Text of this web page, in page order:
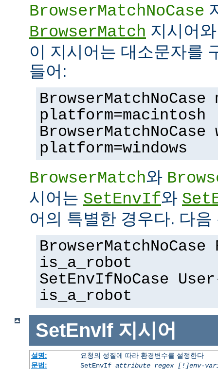
BrowserMatchNoCase
BrowserMatch 지시어
이 지시어는 대소문자를
들어:
BrowserMatchNoCase
platform=macintosh
BrowserMatchNoCase
platform=windows
BrowserMatch와
시어는 SetEnvIf와
어의 특별한 경우다. 다
BrowserMatchNoCase
is_a_robot
SetEnvIfNoCase
is_a_robot
SetEnvIf 지시어
설명:
요청의 성질에 따라 환경변수를 설정한다
문법:
SetEnvIf attribute regex [!]env-